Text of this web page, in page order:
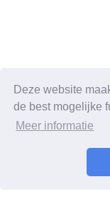
Deze website
de best mogelijke
Meer informatie